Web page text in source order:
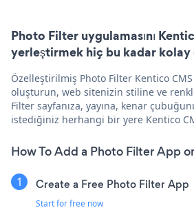
Photo Filter uygulamasını
yerleştirmek hiç bu kadar kolay
Özelleştirilmiş Photo Filter Kentico CMS
oluşturun, web sitenizin stiline ve
Filter sayfanıza, yayına, kenar
istediğiniz herhangi bir yere Kentico
How To Add a Photo Filter App
Create a Free Photo Filter App
Start for free now